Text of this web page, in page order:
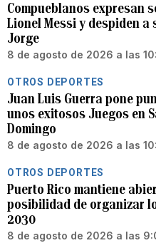
Compueblanos expresan
Lionel Messi y despiden a
Jorge
8 de agosto de 2026 a las
OTROS DEPORTES
Juan Luis Guerra pone
unos exitosos Juegos en
Domingo
8 de agosto de 2026 a las
OTROS DEPORTES
Puerto Rico mantiene
posibilidad de organizar
2030
8 de agosto de 2026 a las